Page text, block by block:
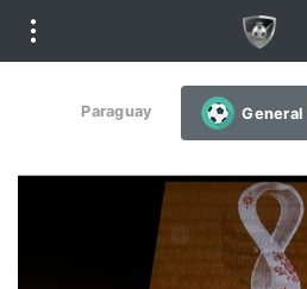
Paraguay General